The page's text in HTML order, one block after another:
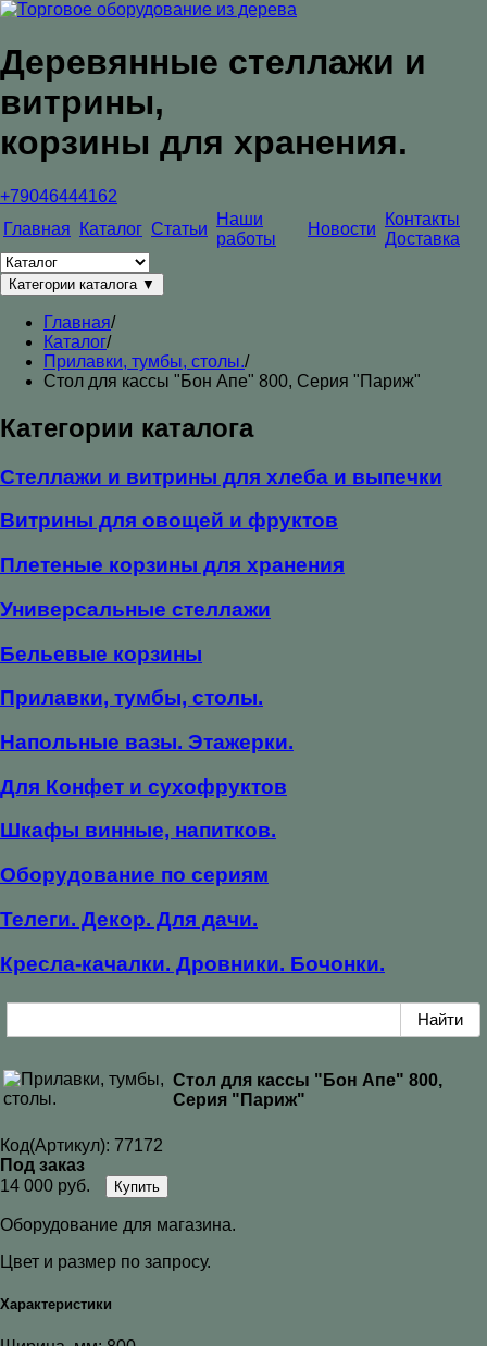
Деревянные стеллажи и
витрины,
корзины для хранения.
+79046444162
Главная
Каталог Статьи
Наши
работы
Новости
Контакты
Доставка
Категории каталога ▼
Главная/
Каталог/
Прилавки, тумбы, столы./
Стол для кассы "Бон Апе" 800, Серия "Париж"
Категории каталога
Стеллажи и витрины для хлеба и выпечки
Витрины для овощей и фруктов
Плетеные корзины для хранения
Универсальные стеллажи
Бельевые корзины
Прилавки, тумбы, столы.
Напольные вазы. Этажерки.
Для Конфет и сухофруктов
Шкафы винные, напитков.
Оборудование по сериям
Телеги. Декор. Для дачи.
Кресла-качалки. Дровники. Бочонки.
Стол для кассы "Бон Апе" 800,
Серия "Париж"
Код(Артикул): 77172
Под заказ
14 000 руб.
Купить
Оборудование для магазина.
Цвет и размер по запросу.
Характеристики